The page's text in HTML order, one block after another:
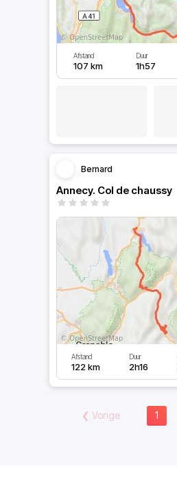
Afstand
107 km
Duur
1h57
Bernard
Annecy. Col de chaussy
Afstand
122 km
Duur
2h16
❮ Vorige 1